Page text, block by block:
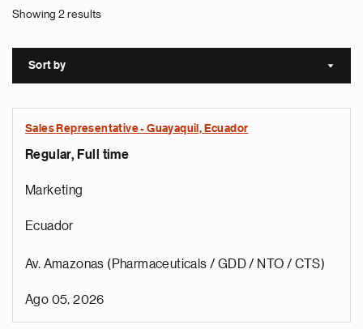
Showing 2 results
Sort by Sort
Sales Representative - Guayaquil, Ecuador
Regular, Full time
Marketing
Ecuador
Av. Amazonas (Pharmaceuticals / GDD / NTO / CTS)
Ago 05, 2026